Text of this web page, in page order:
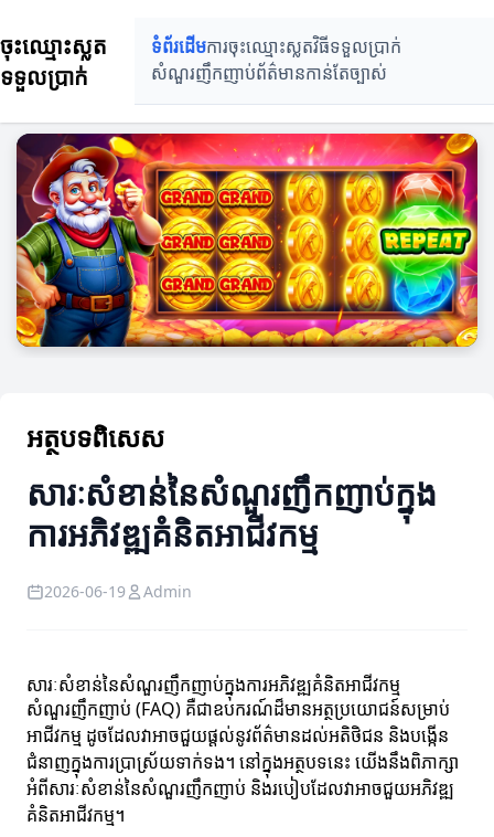
ចុះឈ្មោះស្លត
ទទួលប្រាក់
ទំព័រដើមការចុះឈ្មោះស្លតវិធីទទួលប្រាក់
សំណួរញឹកញាប់ព័ត៌មានកាន់តែច្បាស់
អត្ថបទពិសេស
សារៈសំខាន់នៃសំណួរញឹកញាប់ក្នុង
ការអភិវឌ្ឍគំនិតអាជីវកម្ម
2026-06-19 Admin
សារៈសំខាន់នៃសំណួរញឹកញាប់ក្នុងការអភិវឌ្ឍគំនិតអាជីវកម្ម
សំណួរញឹកញាប់ (FAQ) គឺជាឧបករណ៍ដ៏មានអត្ថប្រយោជន៍សម្រាប់
អាជីវកម្ម ដូចដែលវាអាចជួយផ្តល់នូវព័ត៌មានដល់អតិថិជន និងបង្កើន
ជំនាញក្នុងការប្រាស្រ័យទាក់ទង។ នៅក្នុងអត្ថបទនេះ យើងនឹងពិភាក្សា
អំពីសារៈសំខាន់នៃសំណួរញឹកញាប់ និងរបៀបដែលវាអាចជួយអភិវឌ្ឍ
គំនិតអាជីវកម្ម។